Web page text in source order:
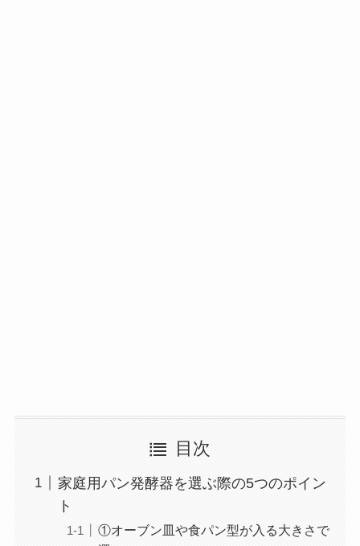
目次
家庭用パン発酵器を選ぶ際の5つのポイン
ト
①オーブン皿や食パン型が入る大きさで